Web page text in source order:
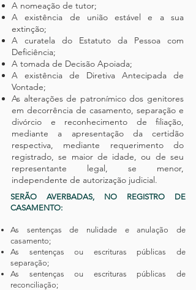
A nomeação de tutor;
A existência de união estável e a sua
extinção;
A curatela do Estatuto da Pessoa com
Deficiência;
A tomada de Decisão Apoiada;
A existência de Diretiva Antecipada de
Vontade;
As alterações de patronímico dos genitores
em decorrência de casamento, separação e
divórcio e reconhecimento de filiação,
mediante a apresentação da certidão
respectiva, mediante requerimento do
registrado, se maior de idade, ou de seu
representante legal, se menor,
independente de autorização judicial.
SERÃO AVERBADAS, NO REGISTRO DE
CASAMENTO:
As sentenças de nulidade e anulação de
casamento;
As sentenças ou escrituras públicas de
separação;
As sentenças ou escrituras públicas de
reconciliação;